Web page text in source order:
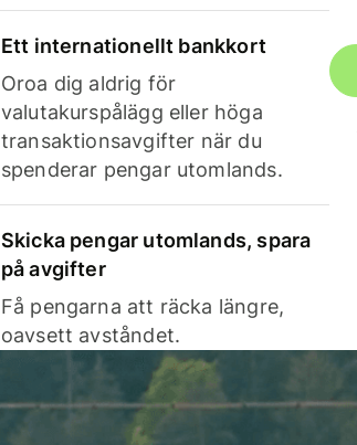
Ett internationellt bankkort
Oroa dig aldrig för
valutakurspålägg eller höga
transaktionsavgifter när du
spenderar pengar utomlands.
Skicka pengar utomlands, spara
på avgifter
Få pengarna att räcka längre,
oavsett avståndet.